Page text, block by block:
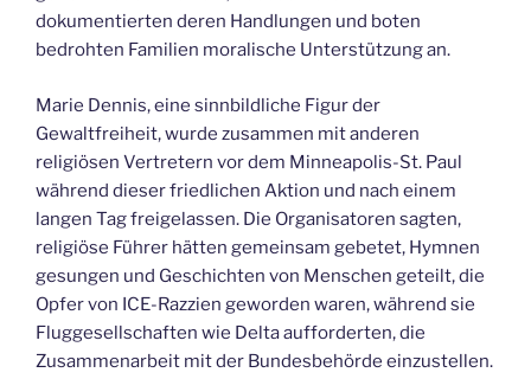
dokumentierten deren Handlungen und boten
bedrohten Familien moralische Unterstützung an.
Marie Dennis, eine sinnbildliche Figur der
Gewaltfreiheit, wurde zusammen mit anderen
religiösen Vertretern vor dem Minneapolis-St. Paul
während dieser friedlichen Aktion und nach einem
langen Tag freigelassen. Die Organisatoren sagten,
religiöse Führer hätten gemeinsam gebetet, Hymnen
gesungen und Geschichten von Menschen geteilt, die
Opfer von ICE-Razzien geworden waren, während sie
Fluggesellschaften wie Delta aufforderten, die
Zusammenarbeit mit der Bundesbehörde einzustellen.